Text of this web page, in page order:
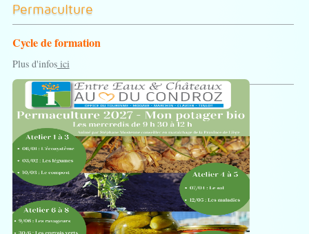
Permaculture
Cycle de formation
Plus d'infosici